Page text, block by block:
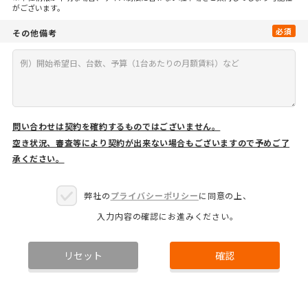
がございます。
その他備考 必須
問い合わせは契約を確約するものではございません。
空き状況、審査等により契約が出来ない場合もございますので予めご了
承ください。
弊社のプライバシーポリシーに同意の上、
入力内容の確認にお進みください。
リセット 確認